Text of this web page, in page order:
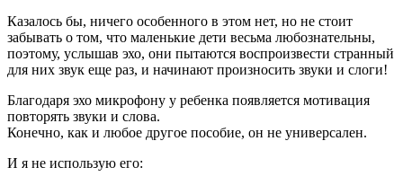
Казалось бы, ничего особенного в этом нет, но не стоит
забывать о том, что маленькие дети весьма любознательны,
поэтому, услышав эхо, они пытаются воспроизвести странный
для них звук еще раз, и начинают произносить звуки и слоги!
Благодаря эхо микрофону у ребенка появляется мотивация
повторять звуки и слова.
Конечно, как и любое другое пособие, он не универсален.
И я не использую его: